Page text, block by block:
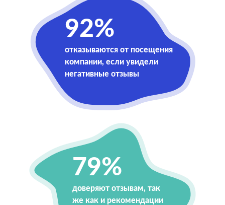
92%
отказываются от посещения
компании, если увидели
негативные отзывы
79%
доверяют отзывам, так
же как и рекомендации